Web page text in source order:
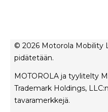
Korjauksen tila
Rescue- ja älyavustintyökalu
Myyntiehdot
Käyttöehdot
Tietosuojakäytäntö
Innovaatio
Urat
© 2026 Motorola Mobility
pidätetään.
MOTOROLA ja tyylitelty
Trademark Holdings,
tavaramerkkejä.